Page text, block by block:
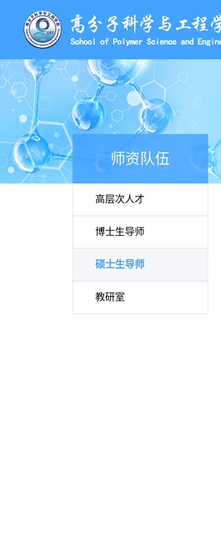
师资队伍
高层次人才
博士生导师
硕士生导师
教研室